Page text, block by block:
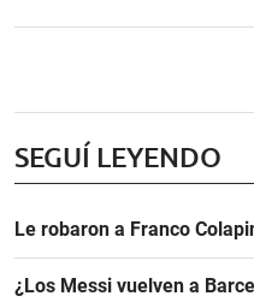
SEGUÍ LEYENDO
Le robaron a Franco
¿Los Messi vuelven a